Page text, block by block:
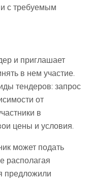
и с требуемым
и приглашает
в нем участие.
тендеров: запрос
от
в
цены и условия.
может подать
располагая
предложили